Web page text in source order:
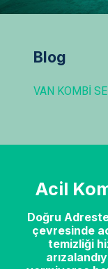
Blog
VAN KOMBI
Acil
Doğru
çevresinde
temizliği